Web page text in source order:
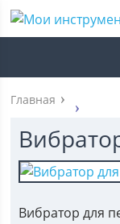
Главная
Вибратор для